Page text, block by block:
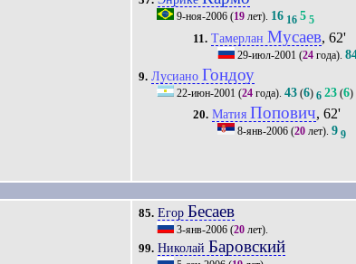
9-ноя-2006 (19 лет). 16 16 5 5
11. Тамерлан Мусаев, 62'
29-июл-2001 (24года).
9. Лусиано Гондоу
22-июн-2001 (24 года).43 (6) 6 23 (6)
20. МатияПопович, 62'
8-янв-2006(20лет). 9 9
85. Егор Бесаев
3-янв-2006 (20 лет).
99. Николай Баровский